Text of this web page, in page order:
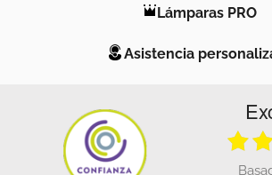
Lámparas PRO
Asistencia